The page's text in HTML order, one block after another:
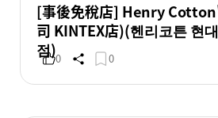
[事後免稅店] Henry
司 KINTEX店)(헨리코튼 현
점)0 0